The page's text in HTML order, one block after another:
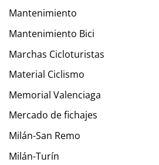
Mantenimiento
Mantenimiento Bici
Marchas Cicloturistas
Material Ciclismo
Memorial Valenciaga
Mercado de fichajes
Milán-San Remo
Milán-Turín